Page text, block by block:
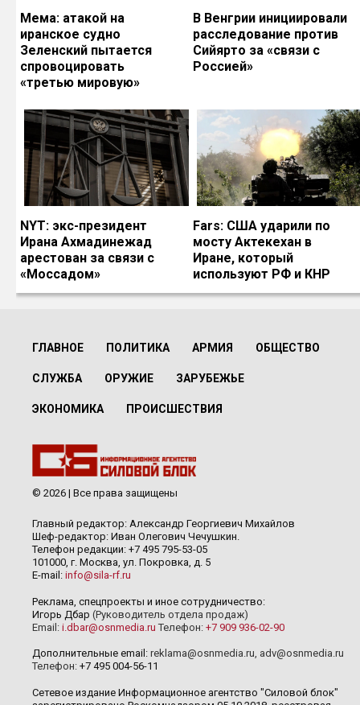
Мема: атакой на
иранское судно
Зеленский пытается
спровоцировать
«третью мировую»
В Венгрии инициировали
расследование против
Сийярто за «связи с
Россией»
NYT: экс-президент
Ирана Ахмадинежад
арестован за связи с
«Моссадом»
Fars: США ударили по
мосту Актекехан в
Иране, который
используют РФ и КНР
ГЛАВНОЕ ПОЛИТИКА АРМИЯ ОБЩЕСТВО
СЛУЖБА ОРУЖИЕ ЗАРУБЕЖЬЕ
ЭКОНОМИКА ПРОИСШЕСТВИЯ
© 2026 | Все права защищены
Главный редактор: Александр Георгиевич Михайлов
Шеф-редактор: Иван Олегович Чечушкин.
Телефон редакции: +7 495 795-53-05
101000, г. Москва, ул. Покровка, д. 5
E-mail: info@sila-rf.ru
Реклама, спецпроекты и иное сотрудничество:
Игорь Дбар (Руководитель отдела продаж)
Email: i.dbar@osnmedia.ru Телефон: +7 909 936-02-90
Дополнительные email: reklama@osnmedia.ru, adv@osnmedia.ru
Телефон: +7 495 004-56-11
Сетевое издание Информационное агентство "Силовой блок"